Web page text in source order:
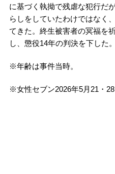
に基づく執拗で残虐な犯行だ
らしをしていたわけではなく
てきた。終生被害者の冥福を
し、懲役14年の判決を下した。
※年齢は事件当時。
※女性セブン2026年5月21・